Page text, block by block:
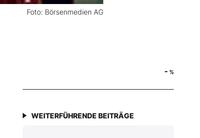
Foto: Börsenmedien AG
- %
WEITERFÜHRENDE BEITRÄGE